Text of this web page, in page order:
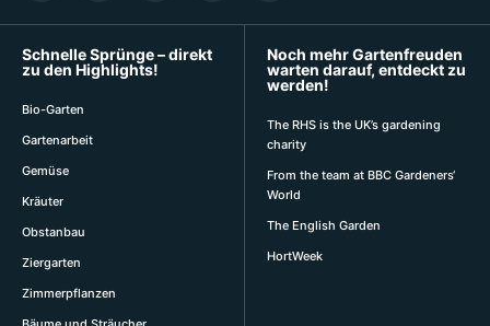
Schnelle Sprünge – direkt
zu den Highlights!
Bio-Garten
Gartenarbeit
Gemüse
Kräuter
Obstanbau
Ziergarten
Zimmerpflanzen
Noch mehr Gartenfreuden
warten darauf, entdeckt zu
werden!
The RHS is the UK’s gardening
charity
From the team at BBC Gardeners‘
World
The English Garden
HortWeek